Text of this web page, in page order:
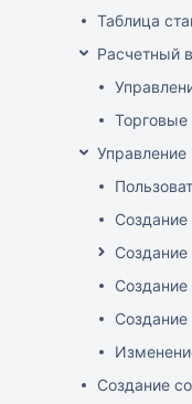
Таблица
Расчетный
Торговые
Создание
Создание
Создание
Создание
Создание